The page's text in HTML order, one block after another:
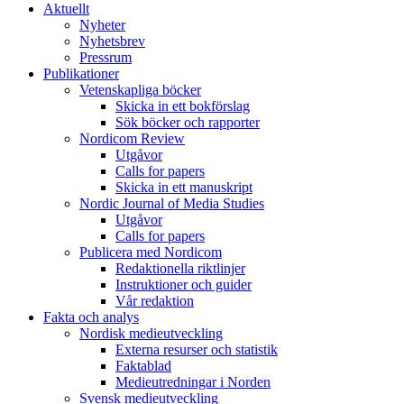
Aktuellt
Nyheter
Nyhetsbrev
Pressrum
Publikationer
Vetenskapliga böcker
Skicka in ett bokförslag
Sök böcker och rapporter
Nordicom Review
Utgåvor
Calls for papers
Skicka in ett manuskript
Nordic Journal of Media Studies
Utgåvor
Calls for papers
Publicera med Nordicom
Redaktionella riktlinjer
Instruktioner och guider
Vår redaktion
Fakta och analys
Nordisk medieutveckling
Externa resurser och statistik
Faktablad
Medieutredningar i Norden
Svensk medieutveckling